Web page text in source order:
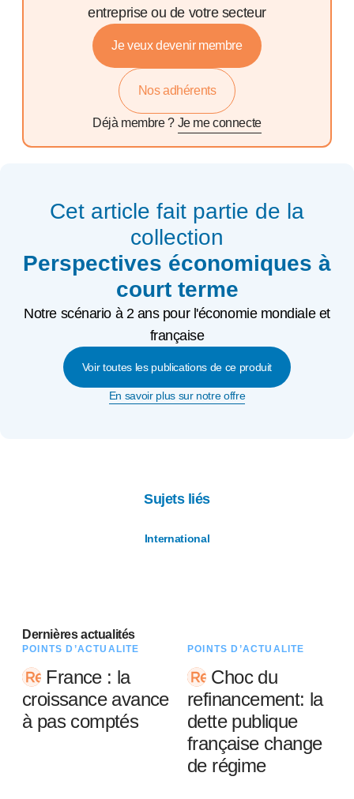
entreprise ou de votre secteur
Je veux devenir membre
Nos adhérents
Déjà membre ? Je me connecte
Cet article fait partie de la
collection
Perspectives économiques à
court terme
Notre scénario à 2 ans pour l'économie mondiale et
française
Voir toutes les publications de ce produit
En savoir plus sur notre offre
Sujets liés
International
Dernières actualités
POINTS D’ACTUALITÉ
France : la
croissance avance
à pas comptés
POINTS D’ACTUALITÉ
Choc du
refinancement: la
dette publique
française change
de régime